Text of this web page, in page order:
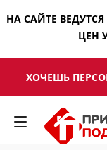
НА САЙТЕ
ЦЕН
ХОЧЕШЬ